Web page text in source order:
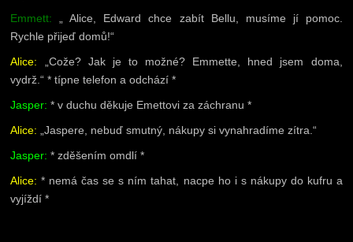
Emmett: „ Alice, Edward chce zabít Bellu, musíme jí pomoc.
Rychle přijeď domů!“
Alice: „Cože? Jak je to možné? Emmette, hned jsem doma,
vydrž.“ * típne telefon a odchází *
Jasper: * v duchu děkuje Emettovi za záchranu *
Alice: „Jaspere, nebuď smutný, nákupy si vynahradíme zítra.“
Jasper:* zděšením omdlí *
Alice: * nemá čas se s ním tahat, nacpe ho i s nákupy do kufru a
vyjíždí *